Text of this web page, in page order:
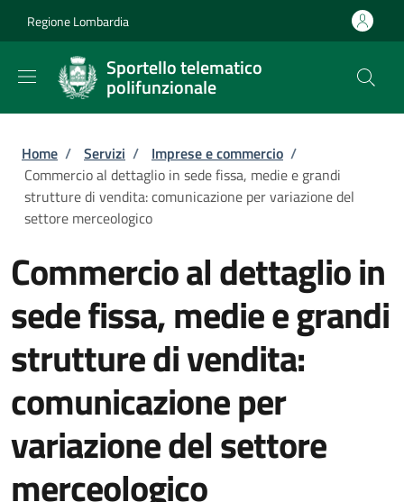
Regione Lombardia
Sportello telematico
polifunzionale
Briciole di pane
Home / Servizi / Imprese e commercio /
Commercio al dettaglio in sede fissa, medie e grandi
strutture di vendita: comunicazione per variazione del
settore merceologico
Commercio al dettaglio in
sede fissa, medie e grandi
strutture di vendita:
comunicazione per
variazione del settore
merceologico